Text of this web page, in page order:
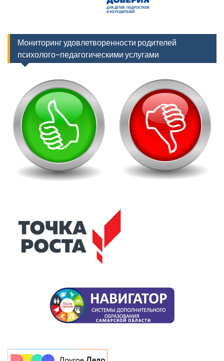
Мониторинг удовлетворенности родителей
психолого-педагогическими услугами